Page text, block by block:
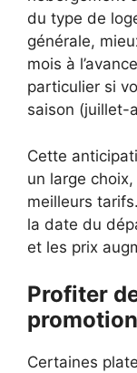
du type de
générale,
mois à
particulier si
saison (juillet-
Cette
un large
meilleurs
la date du
et les prix
Profiter
Certaines